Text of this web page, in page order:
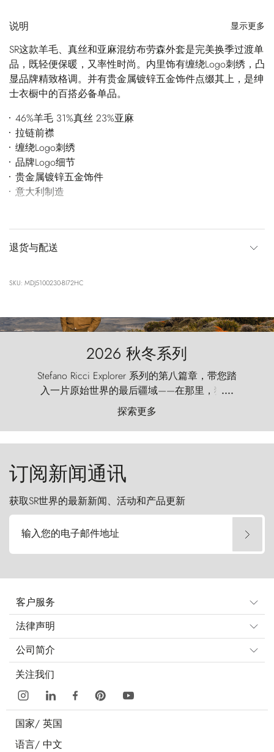
说明 显示更多
SR这款羊毛、真丝和亚麻混纺布劳森外套是完美换季过渡单
品，既轻便保暖，又率性时尚。内里饰有缠绕Logo刺绣，凸
显品牌精致格调。并有贵金属镀锌五金饰件点缀其上，是绅
士衣橱中的百搭必备单品。
46%羊毛 31%真丝 23%亚麻
拉链前襟
缠绕Logo刺绣
品牌Logo细节
贵金属镀锌五金饰件
意大利制造
退货与配送
SKU: MDJ5100230-BI72HC
2026 秋冬系列
Stefano Ricci Explorer 系列的第八篇章，带您踏
入一片原始世界的最后疆域——在那里，狂风
以远古的怒号雕琢着自然，而百内塔（Torres
del Paine）则宛如石砌的哨兵，傲然向苍穹发
起挑战。
....
探索更多
订阅新闻通讯
获取SR世界的最新新闻、活动和产品更新
输入您的电子邮件地址
客户服务
法律声明
公司简介
关注我们
国家/ 英国
语言/ 中文